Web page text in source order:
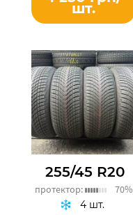
шт.
255/45 R20
протектор: 70%
4 шт.